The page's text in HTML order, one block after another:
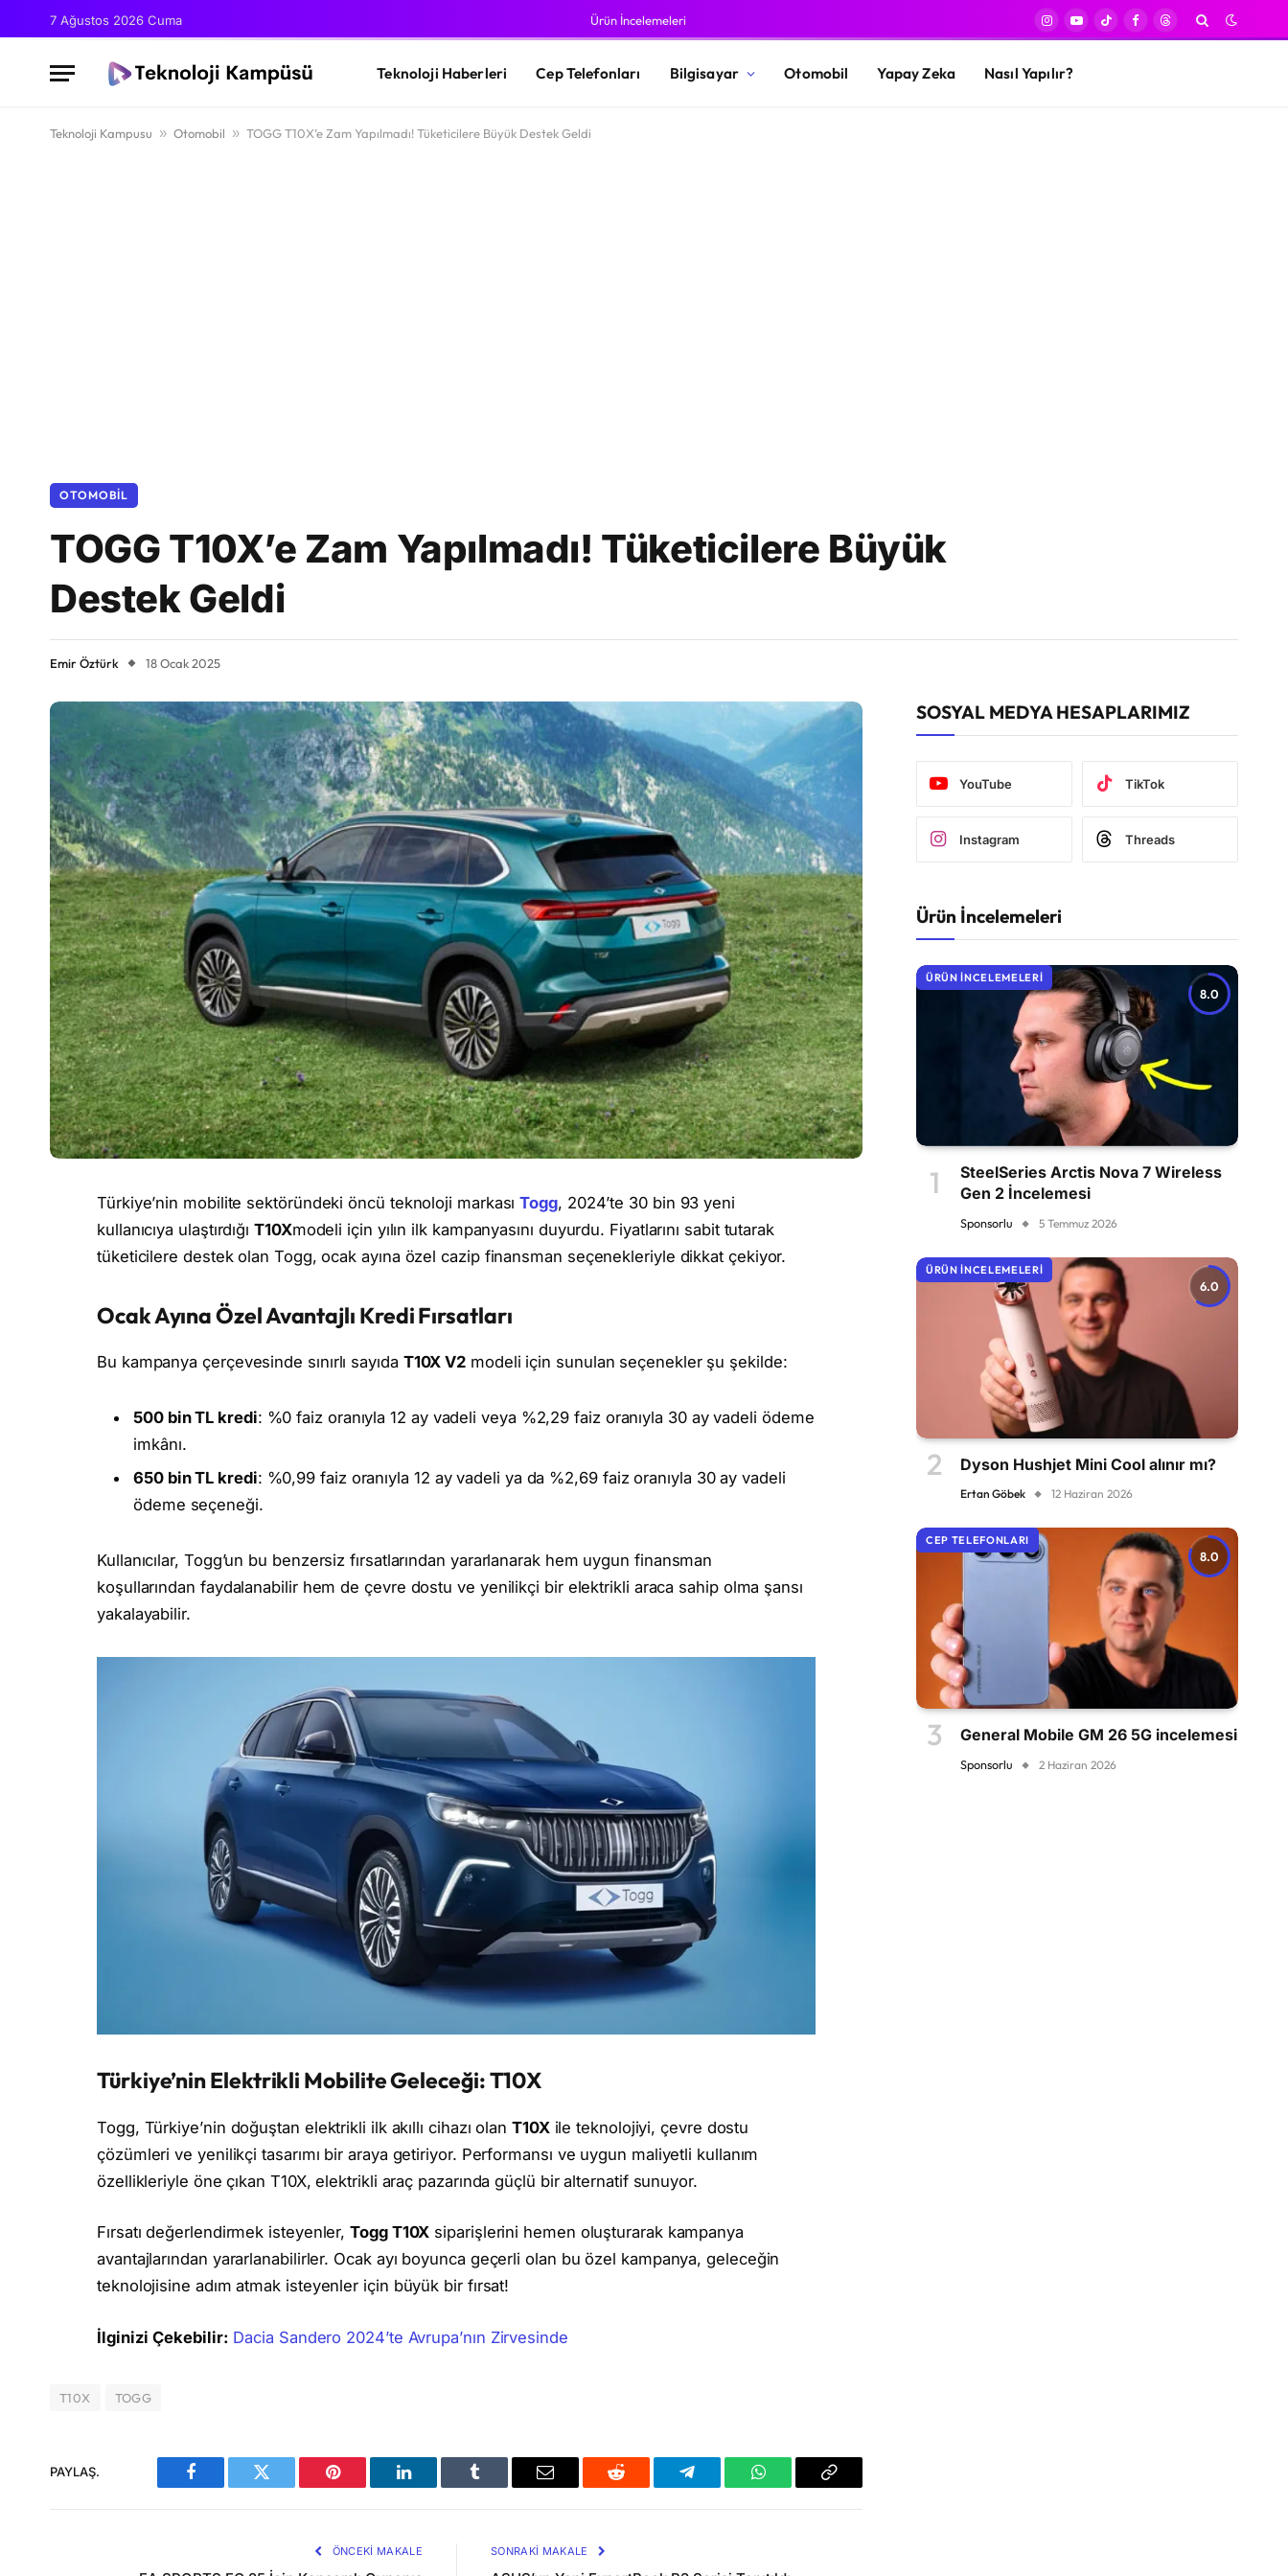
7 Ağustos 2026 Cuma Ürün İncelemeleri
Instagram
YouTube
TikTokFacebook
Threads
Teknoloji Haberleri Cep Telefonları Bilgisayar Otomobil Yapay Zeka Nasıl Yapılır?
Teknoloji Kampusu » Otomobil » TOGG T10X’e Zam Yapılmadı! Tüketicilere Büyük Destek Geldi
OTOMOBIL
TOGG T10X’e Zam Yapılmadı! Tüketicilere Büyük
Destek Geldi
Emir Öztürk 18 Ocak 2025
Türkiye’nin mobilite sektöründeki öncü teknoloji markasıTogg, 2024’te 30 bin 93 yeni
kullanıcıya ulaştırdığıT10Xmodeli için yılın ilk kampanyasını duyurdu. Fiyatlarını sabit tutarak
tüketicilere destek olan Togg, ocak ayına özel cazip finansman seçenekleriyle dikkat çekiyor.
Ocak Ayına Özel Avantajlı Kredi Fırsatları
Bu kampanya çerçevesinde sınırlı sayıda T10X V2 modeli için sunulan seçenekler şu şekilde:
500 bin TL kredi: %0 faiz oranıyla 12 ay vadeli veya %2,29 faiz oranıyla 30 ay vadeli ödeme
imkânı.
650 bin TL kredi: %0,99 faiz oranıyla 12 ay vadeli ya da %2,69 faiz oranıyla 30 ay vadeli
ödeme seçeneği.
Kullanıcılar, Togg’un bu benzersiz fırsatlarından yararlanarak hem uygun finansman
koşullarından faydalanabilir hem de çevre dostu ve yenilikçi bir elektrikli araca sahip olma şansı
yakalayabilir.
Türkiye’nin Elektrikli Mobilite Geleceği: T10X
Togg, Türkiye’nin doğuştan elektrikli ilk akıllı cihazı olan T10Xile teknolojiyi, çevre dostu
çözümleri ve yenilikçi tasarımı bir araya getiriyor. Performansı ve uygun maliyetli kullanım
özellikleriyle öne çıkan T10X, elektrikli araç pazarında güçlü bir alternatif sunuyor.
Fırsatı değerlendirmek isteyenler,Togg T10X siparişlerini hemen oluşturarak kampanya
avantajlarından yararlanabilirler. Ocak ayı boyunca geçerli olan bu özel kampanya, geleceğin
teknolojisine adım atmak isteyenler için büyük bir fırsat!
İlginizi Çekebilir: Dacia Sandero 2024’te Avrupa’nın Zirvesinde
T10X TOGG
PAYLAŞ.
Facebook Twitter Pinterest LinkedIn Tumblr Email Reddit Telegram WhatsAppBağlantıyı
ÖNCEKI MAKALE SONRAKI MAKALE
SOSYAL MEDYA HESAPLARIMIZ
YouTube TikTok
Instagram Threads
Ürün İncelemeleri
8.0
ÜRÜN İNCELEMELERI
SteelSeries Arctis Nova 7 Wireless
Gen 2 İncelemesi
Sponsorlu 5 Temmuz 2026
6.0
ÜRÜN İNCELEMELERI
Dyson Hushjet Mini Cool alınır mı?
Ertan Göbek 12 Haziran 2026
8.0
CEP TELEFONLARI
General Mobile GM 26 5G incelemesi
Sponsorlu 2 Haziran 2026